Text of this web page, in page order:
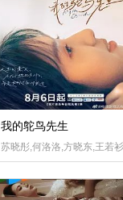
我的鸵鸟先生
苏晓彤,何洛洛,方晓东,王若